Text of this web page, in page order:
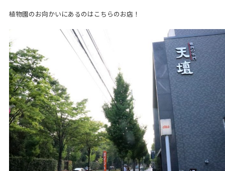
植物園のお向かいにあるのはこちらのお店！